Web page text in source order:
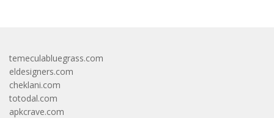
temeculabluegrass.com
eldesigners.com
cheklani.com
totodal.com
apkcrave.com